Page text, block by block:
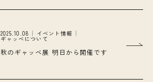
2025.10.08 イベント情報
ギャッベについて
秋のギャッベ展 明日から開催です